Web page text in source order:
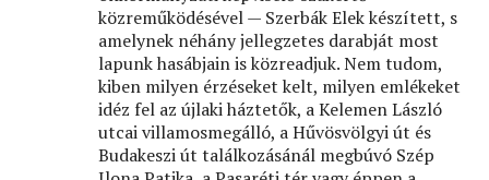
közreműködésével — Szerbák Elek készített, s
amelynek néhány jellegzetes darabját most
lapunk hasábjain is közreadjuk. Nem tudom,
kiben milyen érzéseket kelt, milyen emlékeket
idéz fel az újlaki háztetők, a Kelemen László
utcai villamosmegálló, a Hűvösvölgyi út és
Budakeszi út találkozásánál megbúvó Szép